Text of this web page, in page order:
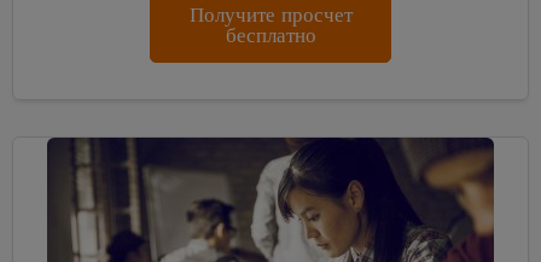
Получите просчет
бесплатно